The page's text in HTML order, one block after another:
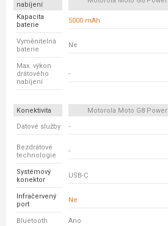
nabíjení
Kapacita
baterie
5000 mAh
Vyměnitelná
baterie
Ne
Max. výkon
drátového
nabíjení
-
Konektivita Motorola Moto G8 Power
Datové služby
-
Bezdrátové
technologie
-
Systémový
konektor
USB-C
Infračervený
port
Ne
Bluetooth Ano